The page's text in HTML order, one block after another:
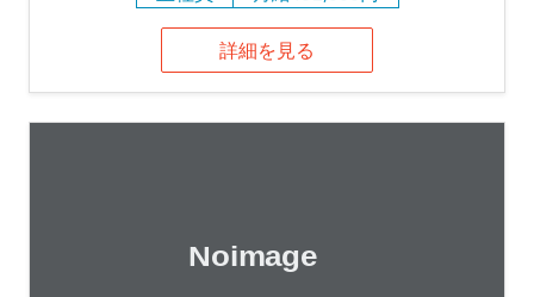
詳細を見る